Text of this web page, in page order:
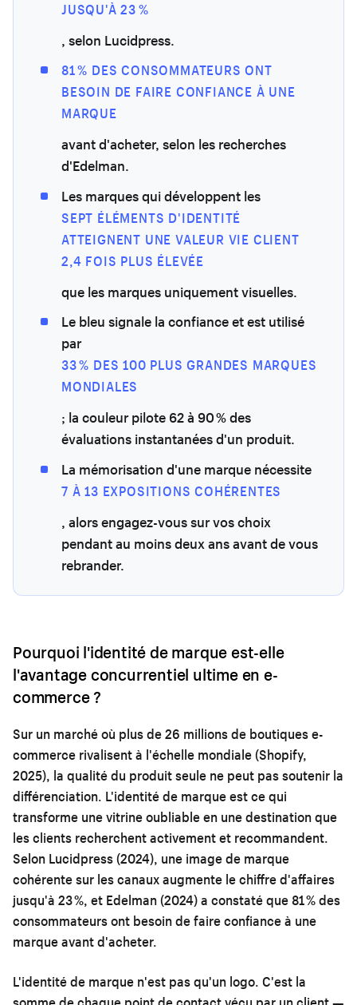
JUSQU'À 23 %
, selon Lucidpress.
81 % DES CONSOMMATEURS ONT
BESOIN DE FAIRE CONFIANCE À UNE
MARQUE
avant d'acheter, selon les recherches
d'Edelman.
Les marques qui développent les
SEPT ÉLÉMENTS D'IDENTITÉ
ATTEIGNENT UNE VALEUR VIE CLIENT
2,4 FOIS PLUS ÉLEVÉE
que les marques uniquement visuelles.
Le bleu signale la confiance et est utilisé
par
33 % DES 100 PLUS GRANDES MARQUES
MONDIALES
; la couleur pilote 62 à 90 % des
évaluations instantanées d'un produit.
La mémorisation d'une marque nécessite
7 À 13 EXPOSITIONS COHÉRENTES
, alors engagez-vous sur vos choix
pendant au moins deux ans avant de vous
rebrander.
Pourquoi l'identité de marque est-elle
l'avantage concurrentiel ultime en e-
commerce ?
Sur un marché où plus de 26 millions de boutiques e-
commerce rivalisent à l'échelle mondiale (Shopify,
2025), la qualité du produit seule ne peut pas soutenir la
différenciation. L'identité de marque est ce qui
transforme une vitrine oubliable en une destination que
les clients recherchent activement et recommandent.
Selon Lucidpress (2024), une image de marque
cohérente sur les canaux augmente le chiffre d'affaires
jusqu'à 23 %, et Edelman (2024) a constaté que 81 % des
consommateurs ont besoin de faire confiance à une
marque avant d'acheter.
L'identité de marque n'est pas qu'un logo. C'est la